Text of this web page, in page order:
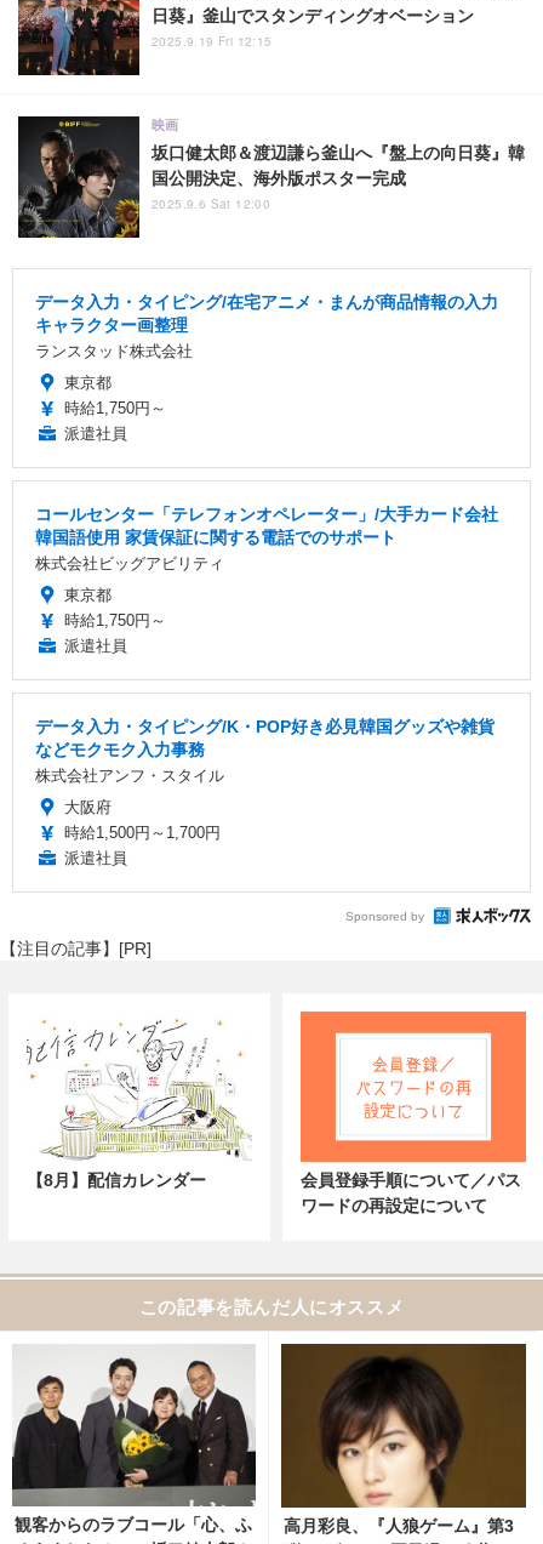
日葵』釜山でスタンディングオベーション
2025.9.19 Fri 12:15
坂口健太郎＆渡辺謙ら釜山へ『盤上の向日葵』韓
国公開決定、海外版ポスター完成
映画
2025.9.6 Sat 12:00
データ入力・タイピング/在宅アニメ・まんが商品情報の入力
キャラクター画整理
ランスタッド株式会社
東京都
時給1,750円～
派遣社員
コールセンター「テレフォンオペレーター」/大手カード会社
韓国語使用 家賃保証に関する電話でのサポート
株式会社ビッグアビリティ
東京都
時給1,750円～
派遣社員
データ入力・タイピング/K・POP好き必見韓国グッズや雑貨
などモクモク入力事務
株式会社アンフ・スタイル
大阪府
時給1,500円～1,700円
派遣社員
Sponsored by
【注目の記事】[PR]
【8月】配信カレンダー
会員登録手順について／パス
ワードの再設定について
この記事を読んだ人にオススメ
観客からのラブコール「心、ふ
高月彩良、『人狼ゲーム』第3